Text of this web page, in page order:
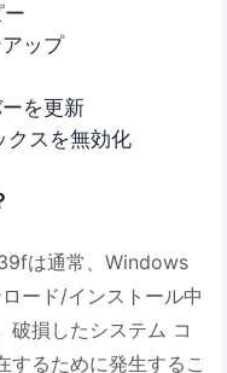
ップ
を更新
クスを無効化
は通常、Windows
ード/インストール中
破損したシステム コ
するために発生するこ